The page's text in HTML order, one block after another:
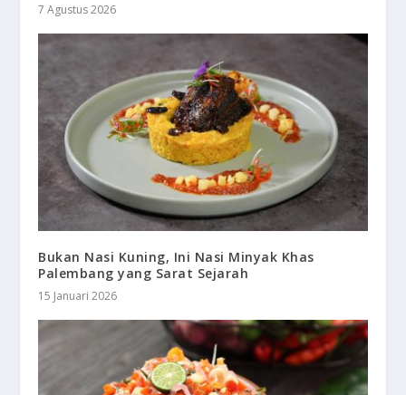
7 Agustus 2026
Bukan Nasi Kuning, Ini Nasi Minyak Khas
Palembang yang Sarat Sejarah
15 Januari 2026